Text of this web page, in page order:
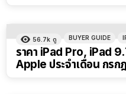
56.7k ดู BUYER GUIDE
ราคา iPad Pro, iPad
Apple ประจำเดือน กรก